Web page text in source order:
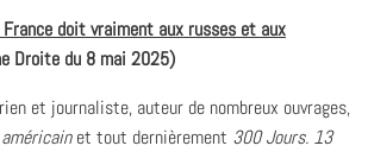
doit vraiment aux russes et aux
Droite du 8 mai 2025)
et journaliste, auteur de nombreux ouvrages,
américainet tout dernièrement 300 Jours. 13